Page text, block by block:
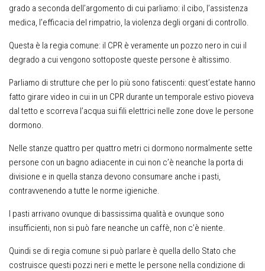
grado a seconda dell’argomento di cui parliamo: il cibo, l’assistenza
medica, l’efficacia del rimpatrio, la violenza degli organi di controllo.
Questa è la regia comune: il CPR è veramente un pozzo nero in cui il
degrado a cui vengono sottoposte queste persone è altissimo.
Parliamo di strutture che per lo più sono fatiscenti: quest’estate hanno
fatto girare video in cui in un CPR durante un temporale estivo pioveva
dal tetto e scorreva l’acqua sui fili elettrici nelle zone dove le persone
dormono.
Nelle stanze quattro per quattro metri ci dormono normalmente sette
persone con un bagno adiacente in cui non c’è neanche la porta di
divisione e in quella stanza devono consumare anche i pasti,
contravvenendo a tutte le norme igieniche.
I pasti arrivano ovunque di bassissima qualità e ovunque sono
insufficienti, non si può fare neanche un caffè, non c’è niente.
Quindi se di regia comune si può parlare è quella dello Stato che
costruisce questi pozzi neri e mette le persone nella condizione di